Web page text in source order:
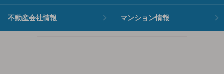
不動産会社情報 マンション情報